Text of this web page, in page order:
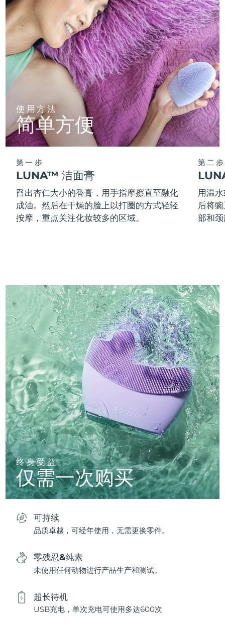
使用方法
简单方便
第一步
LUNA™ 洁面膏
舀出杏仁大小的香膏，用手指摩擦直至融化
成油。然后在干燥的脸上以打圈的方式轻轻
按摩，重点关注化妆较多的区域。
第二步
用温
后将
部和
终身受益
仅需一次购买
可持续
品质卓越，可经年使用，无需更换零件。
零残忍&纯素
未使用任何动物进行产品生产和测试。
超长待机
USB充电，单次充电可使用多达600次